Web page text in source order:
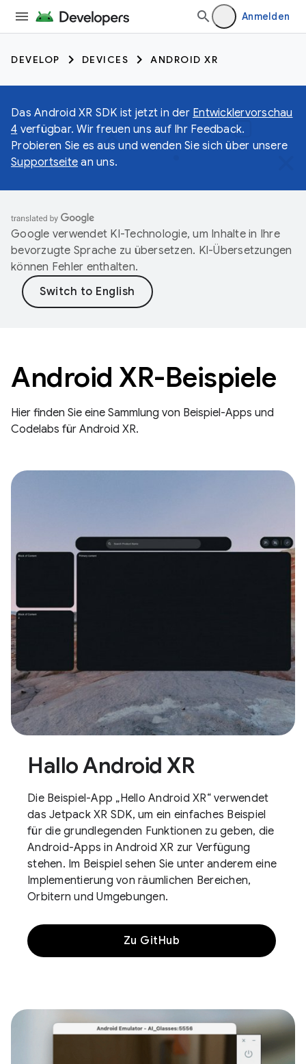
Anmelden
DEVELOP DEVICES ANDROID XR
Das Android XR SDK ist jetzt in der Entwicklervorschau
4 verfügbar. Wir freuen uns auf Ihr Feedback.
Probieren Sie es aus und wenden Sie sich über unsere
Supportseite an uns.
Google verwendet KI-Technologie, um Inhalte in Ihre
bevorzugte Sprache zu übersetzen. KI-Übersetzungen
können Fehler enthalten.
Android XR-Beispiele
Hier finden Sie eine Sammlung von Beispiel-Apps und
Codelabs für Android XR.
Hallo Android XR
Die Beispiel-App „Hello Android XR“ verwendet
das Jetpack XR SDK, um ein einfaches Beispiel
für die grundlegenden Funktionen zu geben, die
Android-Apps in Android XR zur Verfügung
stehen. Im Beispiel sehen Sie unter anderem eine
Implementierung von räumlichen Bereichen,
Orbitern und Umgebungen.
Zu GitHub